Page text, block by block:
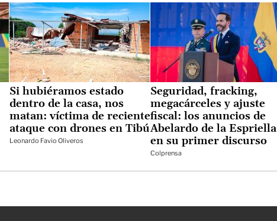
Si hubiéramos estado
dentro de la casa, nos
matan: víctima de reciente
ataque con drones en Tibú
Leonardo Favio Oliveros
Seguridad, fracking,
megacárceles y ajuste
fiscal: los anuncios de
Abelardo de la Espriella
en su primer discurso
Colprensa